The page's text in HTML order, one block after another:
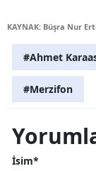
KAYNAK: Büşra Nur
#Ahmet
#Merzifon
İsim*